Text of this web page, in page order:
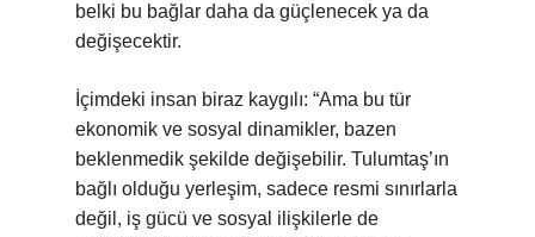
belki bu bağlar daha da güçlenecek ya da
değişecektir.
İçimdeki insan biraz kaygılı: “Ama bu tür
ekonomik ve sosyal dinamikler, bazen
beklenmedik şekilde değişebilir. Tulumtaş’ın
bağlı olduğu yerleşim, sadece resmi sınırlarla
değil, iş gücü ve sosyal ilişkilerle de